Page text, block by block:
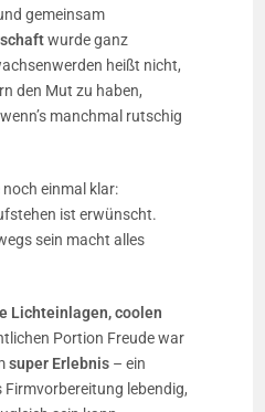
gemeinsam
wurde ganz
heißt nicht,
den Mut zu haben,
manchmal rutschig
einmal klar:
ist erwünscht.
sein macht alles
Lichteinlagen, coolen
Portion Freude war
super Erlebnis – ein
Firmvorbereitung lebendig,